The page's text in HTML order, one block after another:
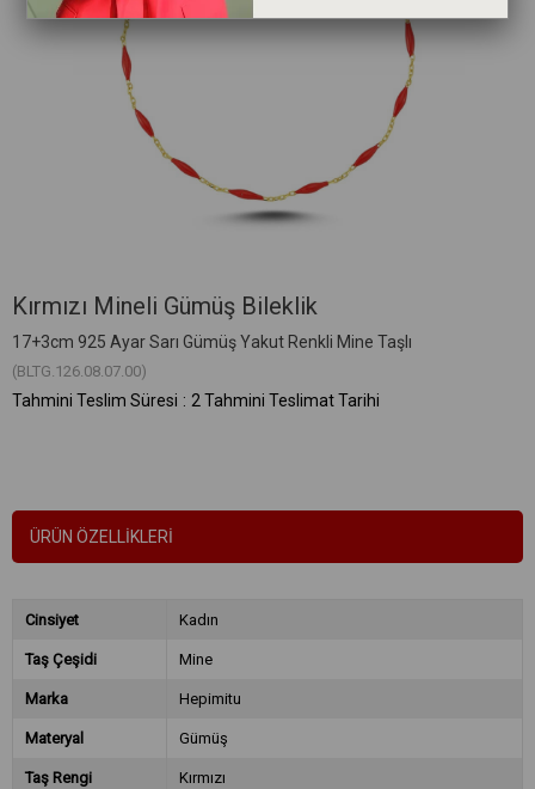
Kırmızı Mineli Gümüş Bileklik
17+3cm 925 Ayar Sarı Gümüş Yakut Renkli Mine Taşlı
(BLTG.126.08.07.00)
Tahmini Teslim Süresi : 2 Tahmini Teslimat Tarihi
ÜRÜN ÖZELLIKLERI
Cinsiyet Kadın
Taş Çeşidi Mine
Marka Hepimitu
Materyal Gümüş
Taş Rengi Kırmızı